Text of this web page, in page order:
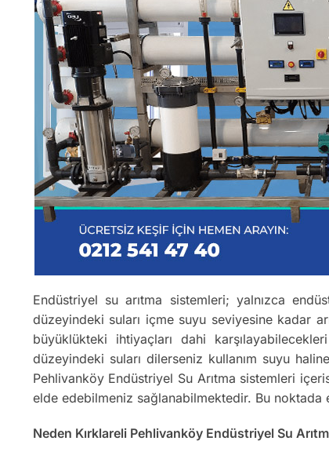
Endüstriyel su arıtma sistemleri; yalnızca
düzeyindeki suları içme suyu seviyesine kadar
büyüklükteki ihtiyaçları dahi
düzeyindeki suları dilerseniz kullanım suyu
Pehlivanköy Endüstriyel Su Arıtma sistemleri
elde edebilmeniz sağlanabilmektedir. Bu
Neden Kırklareli Pehlivanköy Endüstriyel Su